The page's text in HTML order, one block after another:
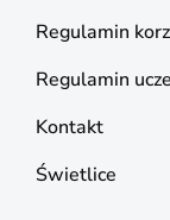
Regulamin
Regulamin
Kontakt
Świetlice